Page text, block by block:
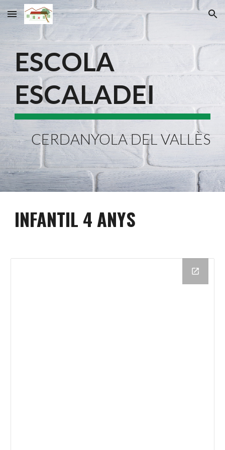
Skip to main content Skip to navigation
ESCOLA
ESCALADEI
CERDANYOLA DEL VALLÈS
INFANTIL 4 ANYS